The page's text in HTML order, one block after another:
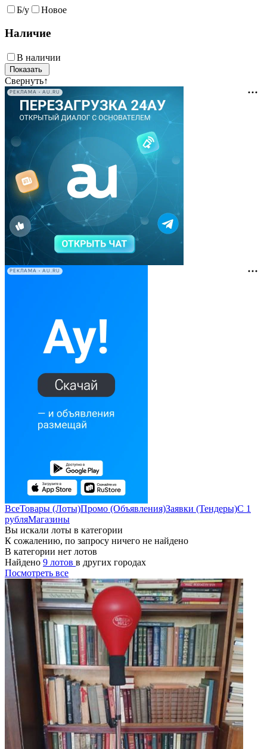
Б/у Новое
Наличие
В наличии
Свернуть↑
РЕКЛАМА • AU.RU
РЕКЛАМА • AU.RU
ВсеТовары (Лоты)Промо (Объявления)Заявки (Тендеры)С 1
рубляМагазины
Вы искали лоты в категории
К сожалению, по запросу ничего не найдено
В категории нет лотов
Найдено 9 лотов в других городах
Посмотреть все